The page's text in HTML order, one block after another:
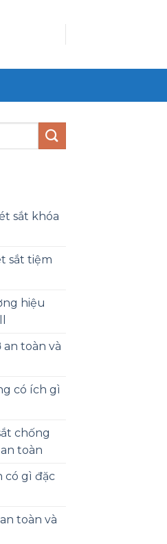
sắt khóa
sắt tiệm
hiệu
an toàn và
có ích gì
chống
toàn
có gì đặc
toàn và